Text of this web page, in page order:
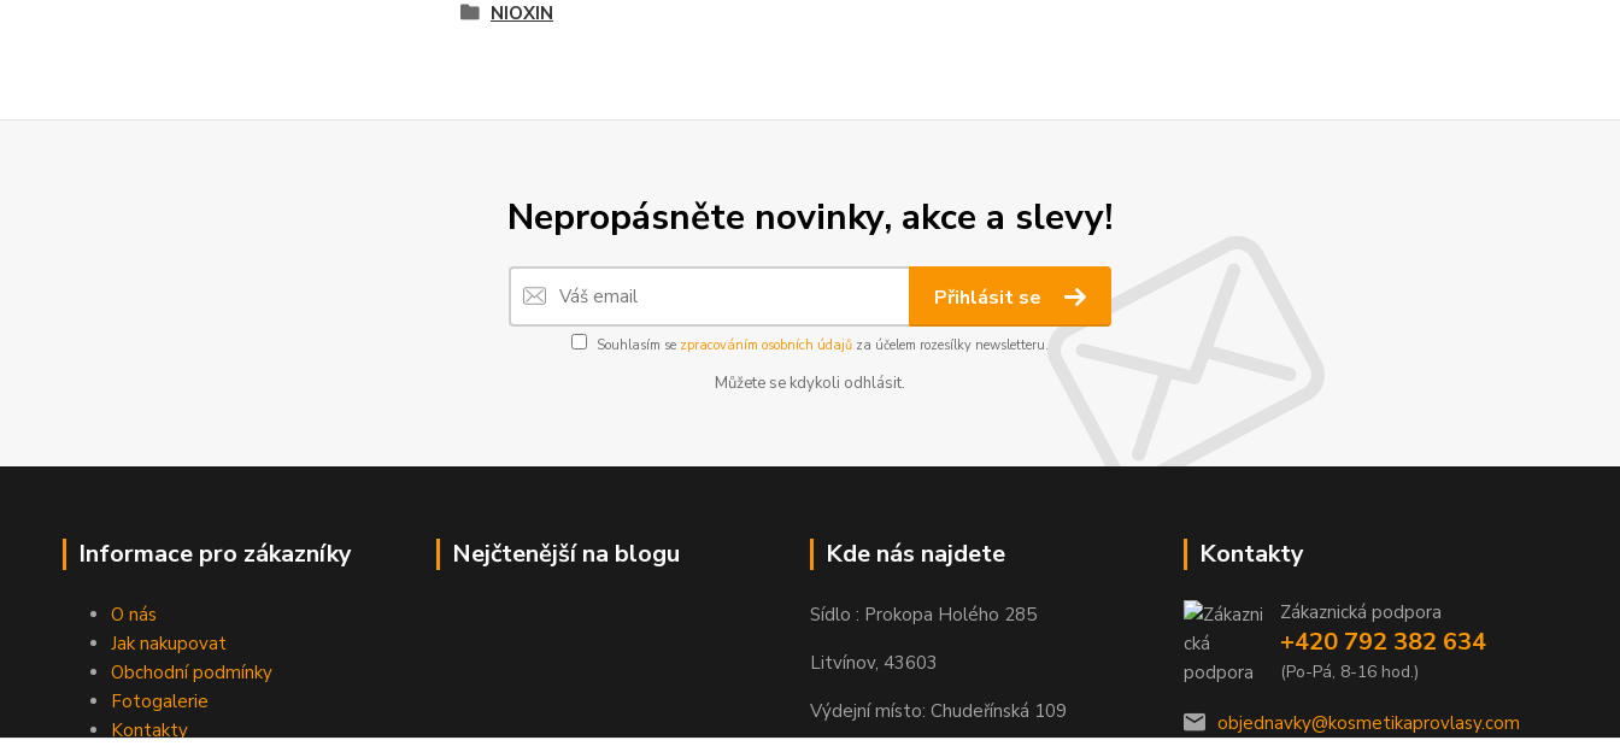
NIOXIN
Nepropásněte novinky, akce a slevy!
Přihlásit se
Souhlasím se zpracováním osobních údajů za účelem rozesílky newsletteru.
Můžete se kdykoli odhlásit.
Informace pro zákazníky
O nás
Jak nakupovat
Obchodní podmínky
Fotogalerie
Kontakty
Nejčtenější na blogu Kde nás najdete
Sídlo : Prokopa Holého 285
Litvínov, 43603
Výdejní místo: Chudeřínská 109
Kontakty
Zákaznická podpora
+420 792 382 634
(Po-Pá, 8-16 hod.)
objednavky@kosmetikaprovlasy.com